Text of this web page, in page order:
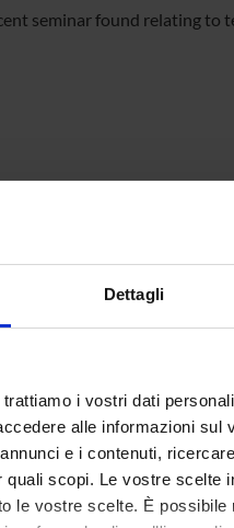
Dettagli
trattiamo i vostri dati
alle informazioni
e i contenuti,
scopi. Le vostre scelte
le vostre scelte. È
seminar found relating to